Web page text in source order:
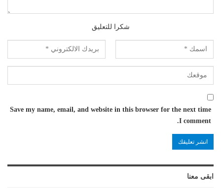
شكرا للتعليق
Save my name, email, and website in this browser for the next time
I comment.
ابقى معنا